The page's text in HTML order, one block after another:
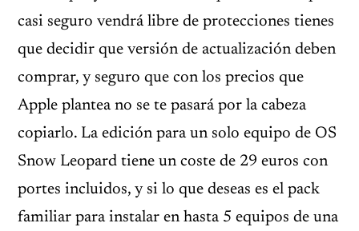
casi seguro vendrá libre de protecciones tienes
que decidir que versión de actualización deben
comprar, y seguro que con los precios que
Apple plantea no se te pasará por la cabeza
copiarlo. La edición para un solo equipo de OS
Snow Leopard tiene un coste de 29 euros con
portes incluidos, y si lo que deseas es el pack
familiar para instalar en hasta 5 equipos de una